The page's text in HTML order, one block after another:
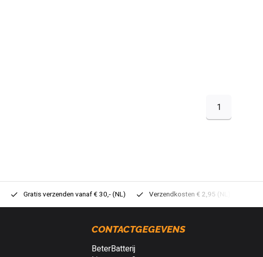
1
Gratis verzenden vanaf € 30,- (NL) Verzendkosten € 2,95 (NL)
CONTACTGEGEVENS
BeterBatterij